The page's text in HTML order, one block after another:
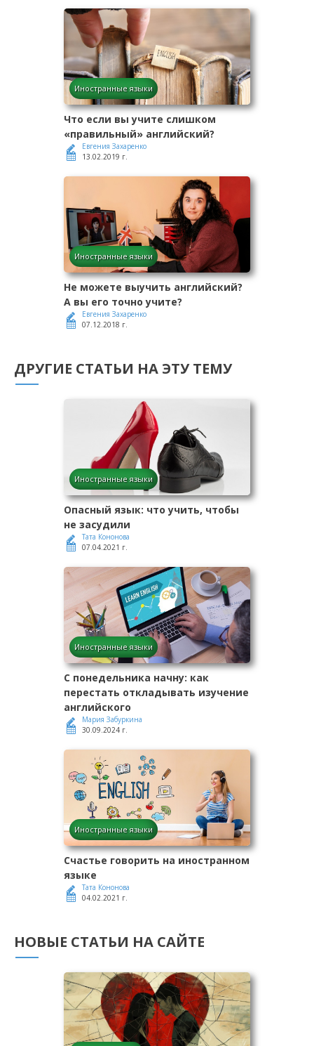
Иностранные языки
Что если вы учите слишком
«правильный» английский?
Евгения Захаренко
13.02.2019 г.
Иностранные языки
Не можете выучить английский?
А вы его точно учите?
Евгения Захаренко
07.12.2018 г.
ДРУГИЕ СТАТЬИ НА ЭТУ ТЕМУ
Иностранные языки
Опасный язык: что учить, чтобы
не засудили
Тата Кононова
07.04.2021 г.
Иностранные языки
С понедельника начну: как
перестать откладывать изучение
английского
Мария Забуркина
30.09.2024 г.
Иностранные языки
Счастье говорить на иностранном
языке
Тата Кононова
04.02.2021 г.
НОВЫЕ СТАТЬИ НА САЙТЕ